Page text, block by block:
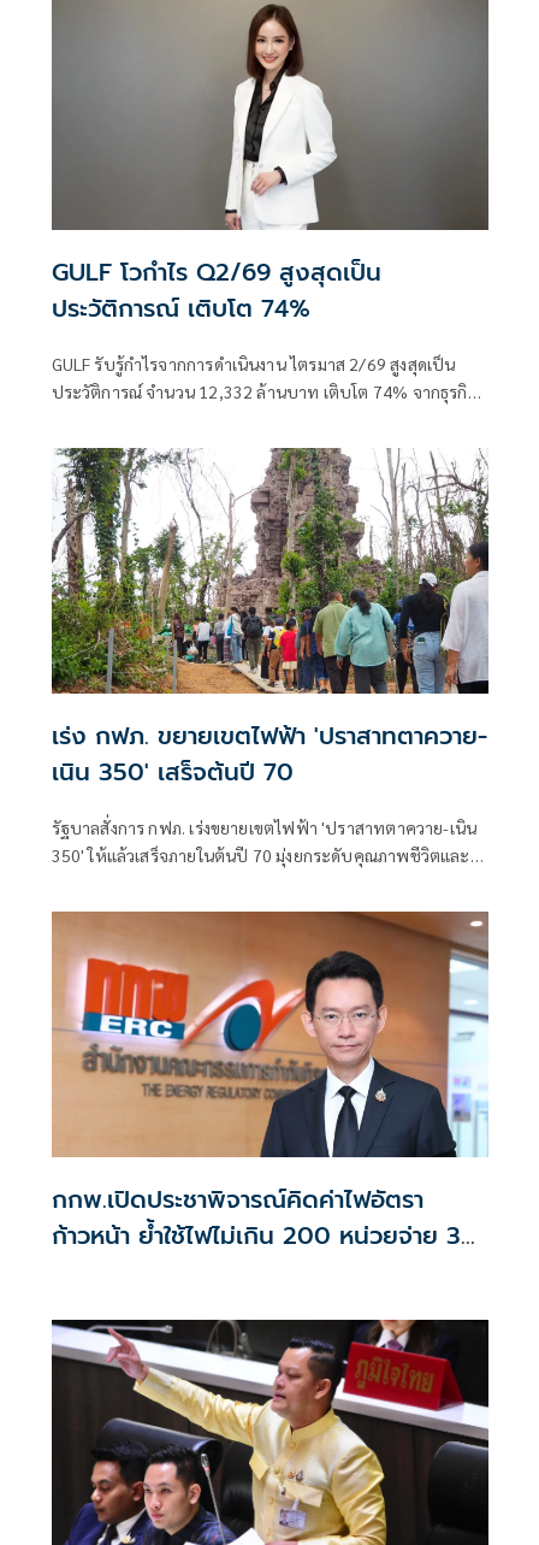
GULF โวกำไร Q2/69 สูงสุดเป็น
ประวัติการณ์ เติบโต 74%
GULF รับรู้กำไรจากการดำเนินงาน ไตรมาส 2/69 สูงสุดเป็น
ประวัติการณ์ จำนวน 12,332 ล้านบาท เติบโต 74% จากธุรกิจ
เร่ง กฟภ. ขยายเขตไฟฟ้า 'ปราสาทตาควาย-
เนิน 350' เสร็จต้นปี 70
รัฐบาลสั่งการ กฟภ. เร่งขยายเขตไฟฟ้า 'ปราสาทตาควาย-เนิน
350' ให้แล้วเสร็จภายในต้นปี 70 มุ่งยกระดับคุณภาพชีวิตและ
กกพ.เปิดประชาพิจารณ์คิดค่าไฟอัตรา
ก้าวหน้า ย้ำใช้ไฟไม่เกิน 200 หน่วยจ่าย 3